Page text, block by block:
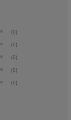
(0)
(0)
(0)
(0)
(0)